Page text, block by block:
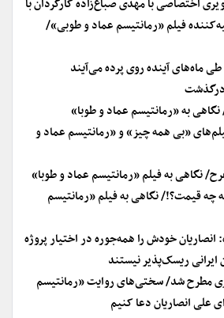
اختصاصی با مهدی صباغ‌زاده کارگردان با
فیلم «رمانتیسم عماد و طوبی»/
ماه‌های آینده روی پرده می‌آیند
درگذشت
به «رمانتیسم عماد و طوبا»
«بی همه چیز» و «رمانتیسم عماد و
نگاهی به فیلم «رمانتیسم عماد و طوبا»
چه قیمت؟!/ نگاهی به فیلم «رمانتیسم
انصاریان خودش را همه‌جوره در اختیار پروژه
ریسک‌پذیر نیستند
مطرح شد/ سختی‌های روایت «رمانتیسم
علی انصاریان دعا کنیم